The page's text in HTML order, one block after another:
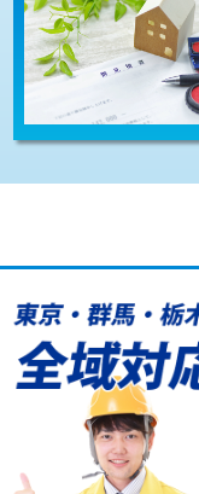
給水管工事※（バン
給水管工事※（支持
給水管工事※（保温
用/3ｍまで)
給水管工事※（塩ビ
用（追加）/3ｍ超え)
給水管工事※（ライ
管・ポリ管・HT管